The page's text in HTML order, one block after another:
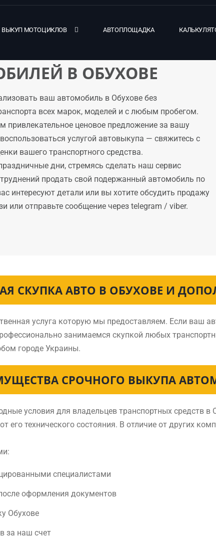
ВЫКУП МОТОЦИКЛОВ АВТОПЛОЩАДКА
В ОБУХОВЕ
ваш автомобиль в Обухове без
всех марок, моделей и с любым пробегом.
привлекательное ценовое предложение за вашу
услугой автовыкупа — свяжитесь с
вашего транспортного средства.
дни, стремясь сделать наш сервис
продать свой подержанный автомобиль по
интересуют детали или вы хотите обсудить продажу
или отправьте сообщение через telegram / viber.
СКУПКА АВТО В ОБУХОВЕ И
услуга которую мы предоставляем. Если ваш
занимаемся скупкой любых
городе Украины.
СРОЧНОГО ВЫКУПА
условия для владельцев транспортных средств
его технического состояния. В отличие от других
специалистами
оформления документов
Обухове
за наш счет